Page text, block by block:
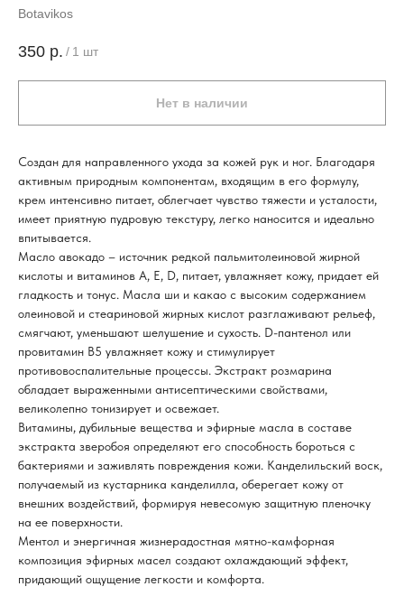
Botavikos
350 р. / 1 шт
Нет в наличии
Создан для направленного ухода за кожей рук и ног. Благодаря
активным природным компонентам, входящим в его формулу,
крем интенсивно питает, облегчает чувство тяжести и усталости,
имеет приятную пудровую текстуру, легко наносится и идеально
впитывается.
Масло авокадо – источник редкой пальмитолеиновой жирной
кислоты и витаминов A, E, D, питает, увлажняет кожу, придает ей
гладкость и тонус. Масла ши и какао с высоким содержанием
олеиновой и стеариновой жирных кислот разглаживают рельеф,
смягчают, уменьшают шелушение и сухость. D-пантенол или
провитамин В5 увлажняет кожу и стимулирует
противовоспалительные процессы. Экстракт розмарина
обладает выраженными антисептическими свойствами,
великолепно тонизирует и освежает.
Витамины, дубильные вещества и эфирные масла в составе
экстракта зверобоя определяют его способность бороться с
бактериями и заживлять повреждения кожи. Канделильский воск,
получаемый из кустарника канделилла, оберегает кожу от
внешних воздействий, формируя невесомую защитную пленочку
на ее поверхности.
Ментол и энергичная жизнерадостная мятно-камфорная
композиция эфирных масел создают охлаждающий эффект,
придающий ощущение легкости и комфорта.